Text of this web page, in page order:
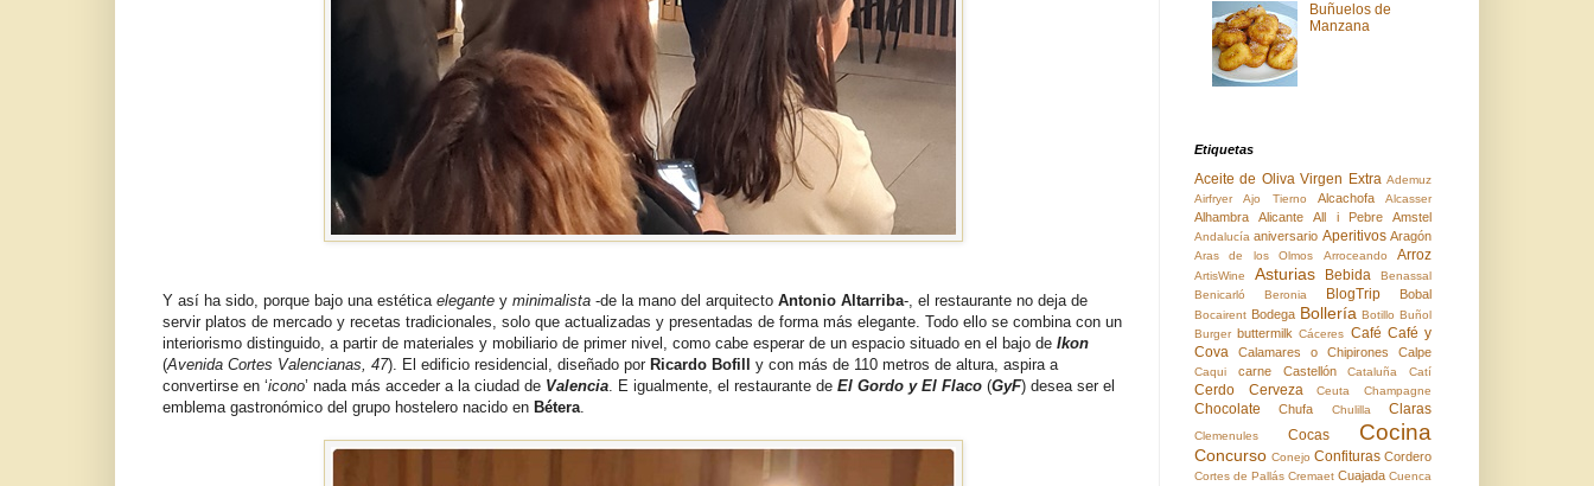
Y así ha sido, porque bajo una estética elegante y minimalista -de la mano del arquitecto Antonio Altarriba-, el restaurante no deja de
servir platos de mercado y recetas tradicionales, solo que actualizadas y presentadas de forma más elegante. Todo ello se combina con un
interiorismo distinguido, a partir de materiales y mobiliario de primer nivel, como cabe esperar de un espacio situado en el bajo de Ikon
(Avenida Cortes Valencianas, 47). El edificio residencial, diseñado por Ricardo Bofill
y con más de 110 metros de altura, aspira a
convertirse en ‘icono’ nada más acceder a la ciudad de Valencia . E igualmente, el restaurante de El Gordo y El Flaco (GyF) desea ser el
emblema gastronómico del grupo hostelero nacido en Bétera
Buñuelos de
Manzana
Etiquetas
Aceite de Oliva Virgen Extra Ademuz
Airfryer
Ajo Tierno Alcachofa Alcasser
Alhambra Alicante All i Pebre Amstel
Andalucía aniversario Aperitivos Aragón
Aras de los Olmos Arroceando Arroz
ArtisWine Asturias Bebida
Benassal
Benicarló
Beronia BlogTrip Bobal
Bocairent Bodega Bollería Botillo Buñol
Burger buttermilk Cáceres Café Café y
Cova
Calamares o Chipirones Calpe
Caqui carne Castellón Cataluña Catí
Cerdo Cerveza Ceuta Champagne
Chocolate Chufa Chulilla Claras
Clemenules Cocas Cocina
Concurso Conejo Confituras Cordero
Cortes de Pallás Cremaet Cuajada Cuenca